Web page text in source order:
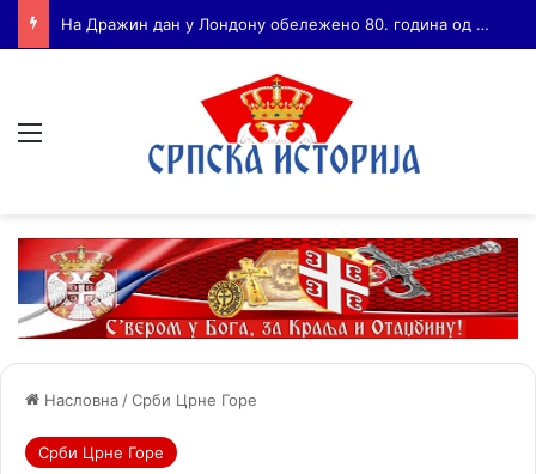
Бојанић: ВОЈА ТАНКОСИЋ – ЧОВЕК КОГА СУ СЕ ПЛАШИЛИ И ЖИВОГ И МРТВОГ, а нема ни споненик
Насловна /Срби Црне Горе
Срби Црне Горе